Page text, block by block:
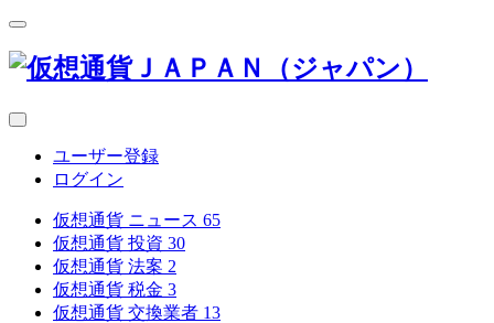
ユーザー登録
ログイン
仮想通貨 ニュース 65
仮想通貨 投資 30
仮想通貨 法案 2
仮想通貨 税金 3
仮想通貨 交換業者 13